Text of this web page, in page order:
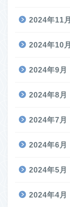
2024年11月
2024年10月
2024年9月
2024年8月
2024年7月
2024年6月
2024年5月
2024年4月